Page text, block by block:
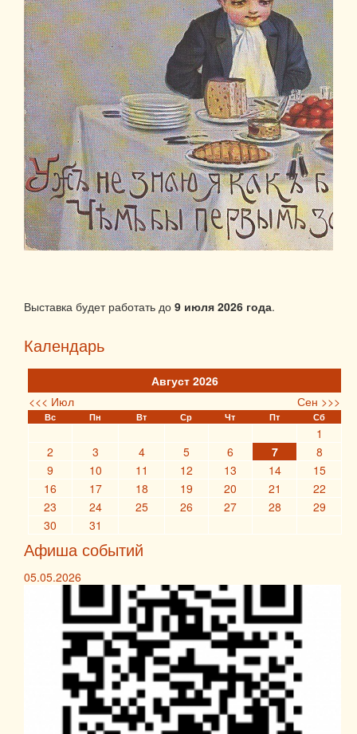
Выставка будет работать до 9 июля 2026 года.
Календарь
Август 2026
<<< Июл
Сен >>>
Вс Пн Вт Ср Чт Пт Сб
1
2
3 4 5 6 7
8
9
10 11 12 13 14
15
16
17 18 19 20 21
22
23
24 25 26 27 28
29
30
31
Афиша событий
05.05.2026